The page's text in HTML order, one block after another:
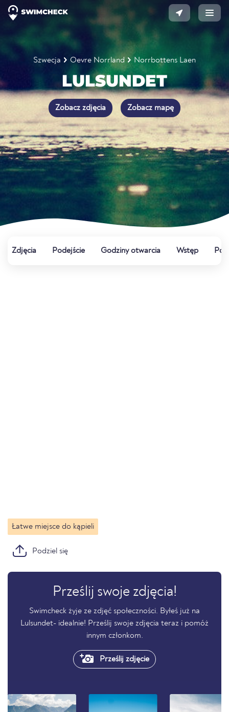
Szwecja Oevre Norrland Norrbottens Laen
LULSUNDET
Zobacz zdjęcia Zobacz mapę
Zdjęcia Podejście Godziny otwarcia Wstęp
Łatwe miejsce do kąpieli
Podziel się
Prześlij swoje zdjęcia!
Swimcheck żyje ze zdjęć społeczności. Byłeś już na
Lulsundet- idealnie! Prześlij swoje zdjęcia teraz i pomóż
innym członkom.
Prześlij zdjęcie